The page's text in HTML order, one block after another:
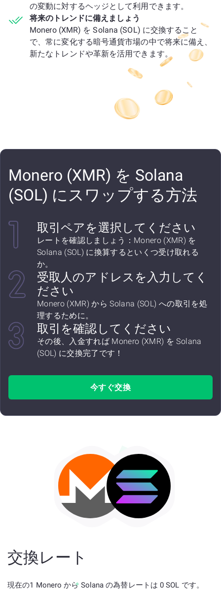
の変動に対するヘッジとして利用できます。
将来のトレンドに備えましょう
Monero (XMR) を Solana (SOL) に交換すること
で、常に変化する暗号通貨市場の中で将来に備え、
新たなトレンドや革新を活用できます。
Monero (XMR) を Solana
(SOL) にスワップする方法
取引ペアを選択してください
レートを確認しましょう：Monero (XMR) を
Solana (SOL) に換算するといくつ受け取れる
か。
受取人のアドレスを入力してく
ださい
Monero (XMR) から Solana (SOL) への取引を処
理するために。
取引を確認してください
その後、入金すれば Monero (XMR) を Solana
(SOL) に交換完了です！
今すぐ交換
交換レート
現在の1 Monero から Solana の為替レートは 0 SOL です。